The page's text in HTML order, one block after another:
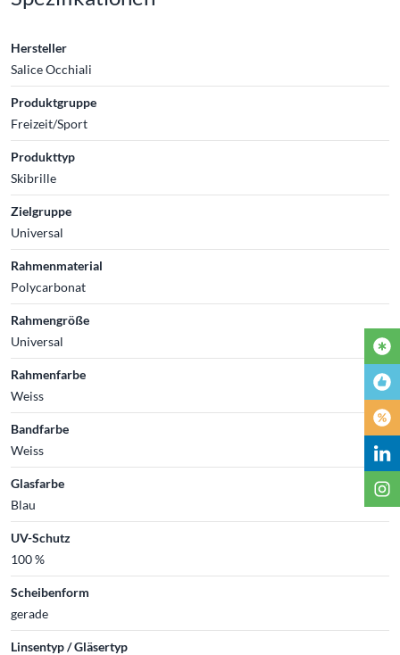
Hersteller
Salice Occhiali
Produktgruppe
Freizeit/Sport
Produkttyp
Skibrille
Zielgruppe
Universal
Rahmenmaterial
Polycarbonat
Rahmengröße
Universal
Rahmenfarbe
Weiss
Bandfarbe
Weiss
Glasfarbe
Blau
UV-Schutz
100 %
Scheibenform
gerade
Linsentyp / Gläsertyp